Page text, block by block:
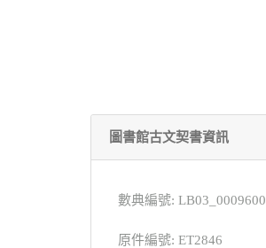
圖書館古文契書資訊
數典編號: LB03_0009600
原件編號: ET2846